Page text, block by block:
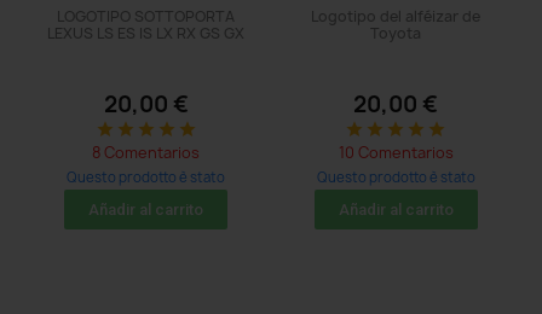
LOGOTIPO SOTTOPORTA
LEXUS LS ES IS LX RX GS GX
20,00 €
star star star star star
8 Comentarios
Questo prodotto è stato
acquistato: 8 times
Añadir al carrito
Logotipo del alféizar de
Toyota
20,00 €
star star star star star
10 Comentarios
Questo prodotto è stato
acquistato: 8 times
Añadir al carrito